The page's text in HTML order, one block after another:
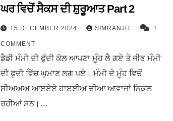
ਘਰ ਵਿਚੋਂ ਸੈਕਸ ਦੀ ਸ਼ੁਰੂਆਤ Part 2
15 DECEMBER 2024 SIMRANJIT 1
COMMENT
ਡੈਡੀ ਮੰਮੀ ਦੀ ਫੁੱਦੀ ਕੋਲ ਆਪਣਾ ਮੂੰਹ ਲੈ ਗਏ ਤੇ ਜੀਭ ਮੰਮੀ
ਦੀ ਫੁਦੀ ਵਿੱਚ ਘੁਮਾਣ ਲਗ ਪਏ। ਮੰਮੀ ਦੇ ਮੂੰਹ ਵਿਚੋਂ
ਸੀਅਅਅ ਆੲਏਏ ਹਾੲਈਅ ਦੀਆ ਆਵਾਜਾਂ ਨਿਕਲ
ਰਹੀਆਂ ਸਨ।…